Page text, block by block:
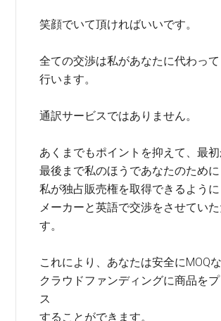
笑顔でいて頂ければいいです。
全ての交渉は私があなたに代わって
行います。
通訳サービスではありません。
あくまでもポイントを抑えて、最初
最後まで私のほうであなたのために
私が独占販売権を取得できるように
メーカーと英語で交渉をさせていた
す。
これにより、あなたは安全にMOQ
クラウドファンディングに商品を
ス
することができます。